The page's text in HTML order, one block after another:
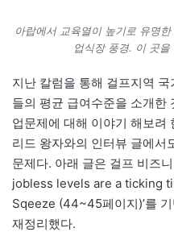
아랍에서 교육열이 높기로 유명
업식장 풍경. 이 곳
지난 칼럼을 통해 걸프지역
들의 평균 급여수준을 소개한
업문제에 대해 이야기 해보려
리드 왕자와의 인터뷰 글에서
문제다. 아래 글은 걸프 비즈
jobless levels are a ticking
Sqeeze (44~45페이지)’를
재정리했다.